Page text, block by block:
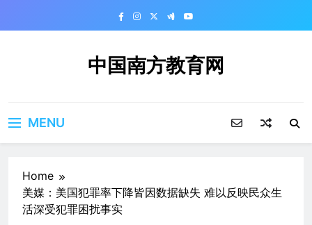
中国南方教育网
MENU
Home
美媒：美国犯罪率下降皆因数据缺失 难以反映民众生
活深受犯罪困扰事实